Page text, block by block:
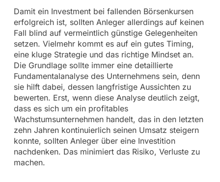
Damit ein Investment bei fallenden Börsenkursen
erfolgreich ist, sollten Anleger allerdings auf keinen
Fall blind auf vermeintlich günstige Gelegenheiten
setzen. Vielmehr kommt es auf ein gutes Timing,
eine kluge Strategie und das richtige Mindset an.
Die Grundlage sollte immer eine detaillierte
Fundamentalanalyse des Unternehmens sein, denn
sie hilft dabei, dessen langfristige Aussichten zu
bewerten. Erst, wenn diese Analyse deutlich zeigt,
dass es sich um ein profitables
Wachstumsunternehmen handelt, das in den letzten
zehn Jahren kontinuierlich seinen Umsatz steigern
konnte, sollten Anleger über eine Investition
nachdenken. Das minimiert das Risiko, Verluste zu
machen.